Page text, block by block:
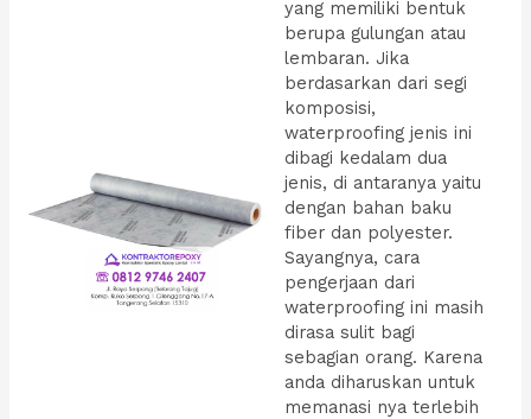
yang memiliki bentuk
berupa gulungan atau
lembaran. Jika
berdasarkan dari segi
komposisi,
waterproofing jenis ini
dibagi kedalam dua
jenis, di antaranya yaitu
dengan bahan baku
fiber dan polyester.
Sayangnya, cara
pengerjaan dari
waterproofing ini masih
dirasa sulit bagi
sebagian orang. Karena
anda diharuskan untuk
memanasi nya terlebih